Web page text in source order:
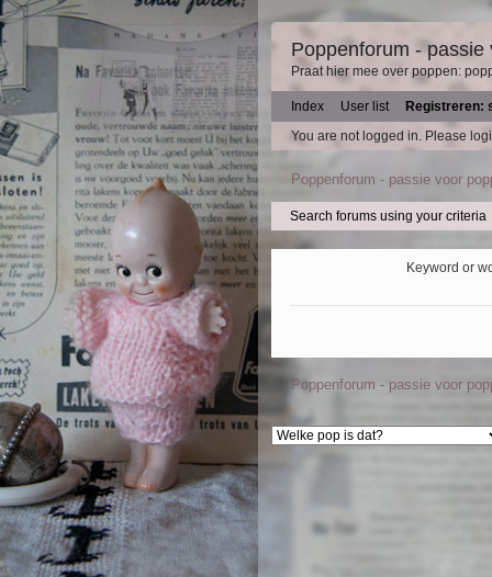
Poppenforum - passie
Praat hier mee over poppen:
Index User list
Registreren:
You are not logged in. Please
Poppenforum - passie voor
Search forums using your criteria
Keyword or
Poppenforum - passie voor